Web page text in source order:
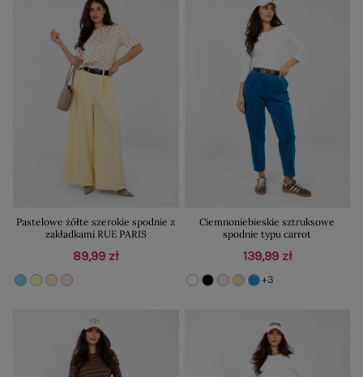
Pastelowe żółte szerokie spodnie z
zakładkami RUE PARIS
89,99 zł
Ciemnoniebieskie sztruksowe
spodnie typu carrot
139,99 zł
+3